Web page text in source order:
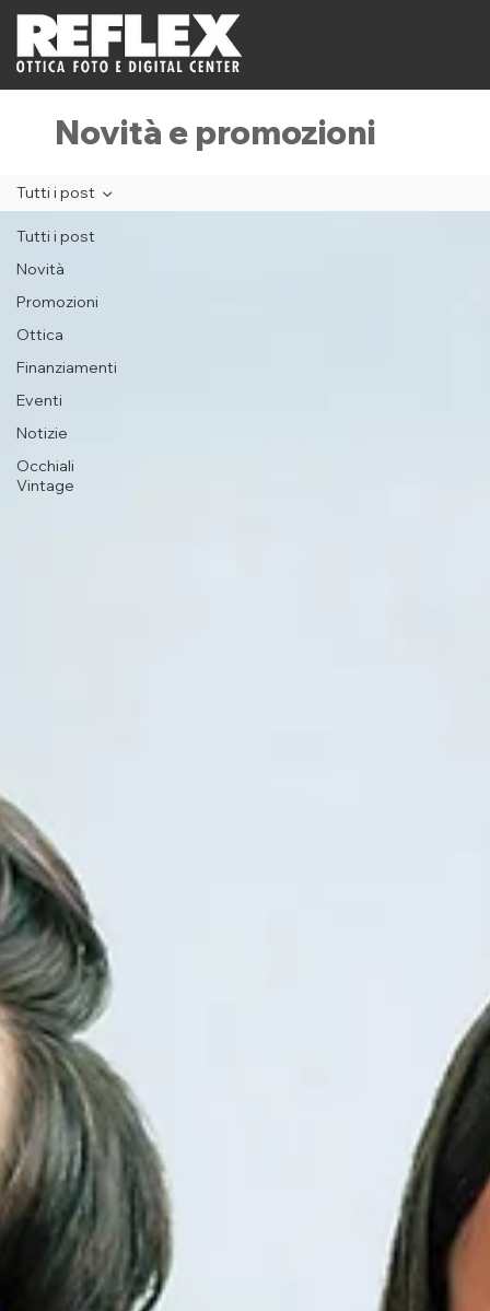
Tutti i post
Novità
Promozioni
Ottica
Finanziamenti
Eventi
Notizie
Occhiali
Vintage
Tutti i post
Novità e promozioni